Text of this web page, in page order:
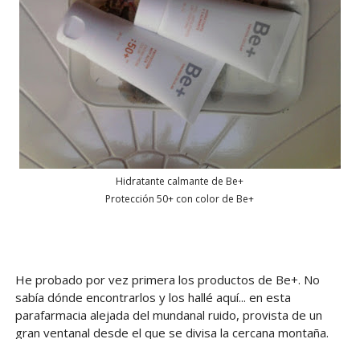
Hidratante calmante de Be+
Protección 50+ con color de Be+
He probado por vez primera los productos de Be+. No
sabía dónde encontrarlos y los hallé aquí... en esta
parafarmacia alejada del mundanal ruido, provista de un
gran ventanal desde el que se divisa la cercana montaña.